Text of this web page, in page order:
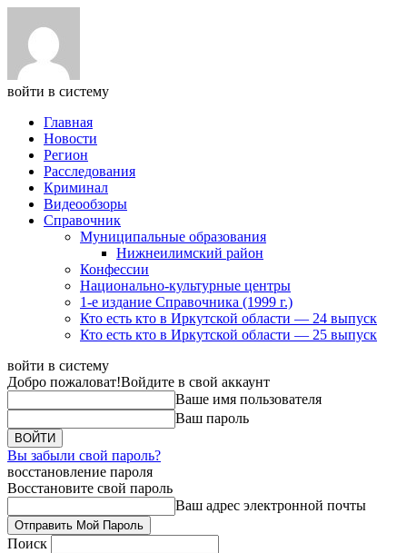
войти в систему
Главная
Новости
Регион
Расследования
Криминал
Видеообзоры
Справочник
Муниципальные образования
Нижнеилимский район
Конфессии
Национально-культурные центры
1-е издание Справочника (1999 г.)
Кто есть кто в Иркутской области — 24 выпуск
Кто есть кто в Иркутской области — 25 выпуск
войти в систему
Добро пожаловат!Войдите в свой аккаунт
Ваше имя пользователя
Ваш пароль
Вы забыли свой пароль?
восстановление пароля
Восстановите свой пароль
Ваш адрес электронной почты
Поиск